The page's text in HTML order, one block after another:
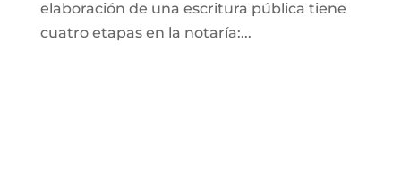
elaboración de una escritura pública tiene
cuatro etapas en la notaría:...